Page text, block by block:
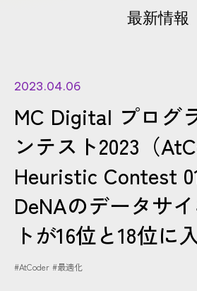
CONTACT
最新情報
2023.04.06
MC Digital プログ
ンテスト2023（
Heuristic Contest
DeNAのデータサ
トが16位と18位に
#AtCoder #最適化